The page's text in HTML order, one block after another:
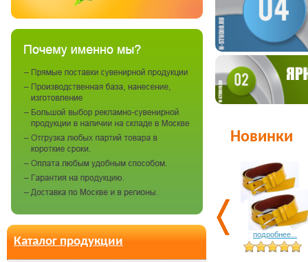
Каталог продукции
Новинки
подробнее...